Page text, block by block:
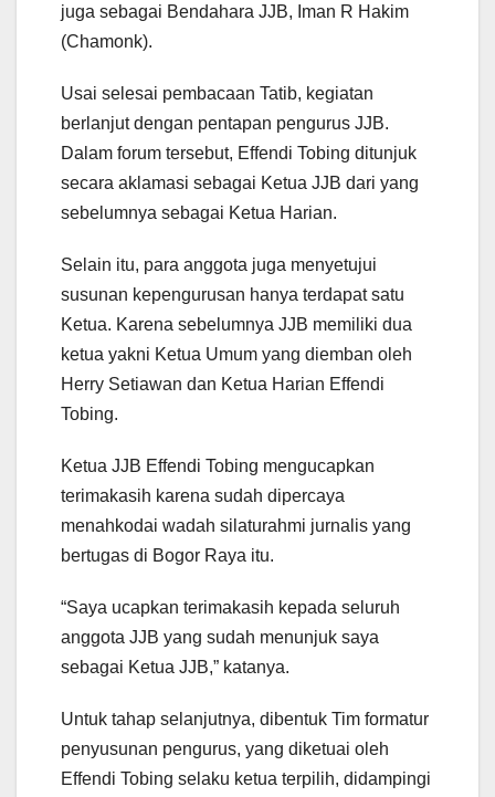
juga sebagai Bendahara JJB, Iman R Hakim
(Chamonk).
Usai selesai pembacaan Tatib, kegiatan
berlanjut dengan pentapan pengurus JJB.
Dalam forum tersebut, Effendi Tobing ditunjuk
secara aklamasi sebagai Ketua JJB dari yang
sebelumnya sebagai Ketua Harian.
Selain itu, para anggota juga menyetujui
susunan kepengurusan hanya terdapat satu
Ketua. Karena sebelumnya JJB memiliki dua
ketua yakni Ketua Umum yang diemban oleh
Herry Setiawan dan Ketua Harian Effendi
Tobing.
Ketua JJB Effendi Tobing mengucapkan
terimakasih karena sudah dipercaya
menahkodai wadah silaturahmi jurnalis yang
bertugas di Bogor Raya itu.
“Saya ucapkan terimakasih kepada seluruh
anggota JJB yang sudah menunjuk saya
sebagai Ketua JJB,” katanya.
Untuk tahap selanjutnya, dibentuk Tim formatur
penyusunan pengurus, yang diketuai oleh
Effendi Tobing selaku ketua terpilih, didampingi